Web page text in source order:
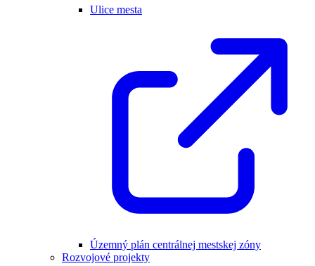
Ulice mesta
Územný plán centrálnej mestskej zóny
Rozvojové projekty